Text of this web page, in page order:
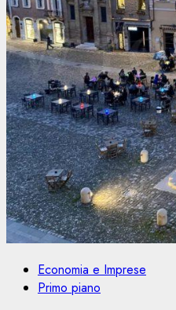
Economia e Imprese
Primo piano